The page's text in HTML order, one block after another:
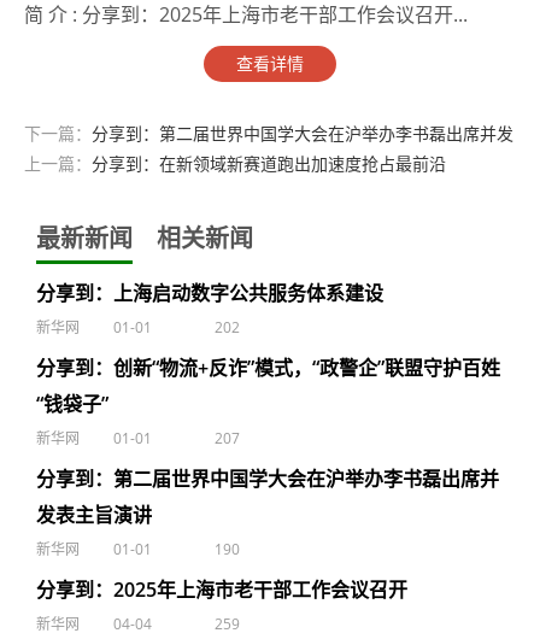
简 介 : 分享到：2025年上海市老干部工作会议召开...
查看详情
下一篇： 分享到：第二届世界中国学大会在沪举办李书磊出席并发
表主旨演讲
上一篇： 分享到：在新领域新赛道跑出加速度抢占最前沿
最新新闻 相关新闻
分享到：上海启动数字公共服务体系建设
新华网 01-01 202
分享到：创新“物流+反诈”模式，“政警企”联盟守护百姓
“钱袋子”
新华网 01-01 207
分享到：第二届世界中国学大会在沪举办李书磊出席并
发表主旨演讲
新华网 01-01 190
分享到：2025年上海市老干部工作会议召开
新华网 04-04 259